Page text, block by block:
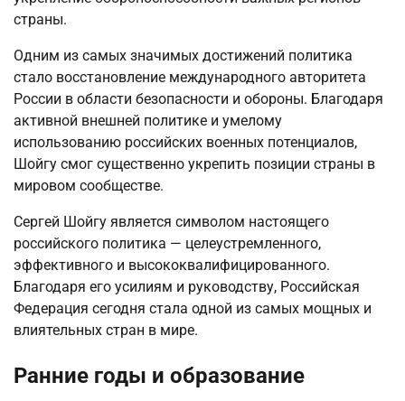
страны.
Одним из самых значимых достижений политика
стало восстановление международного авторитета
России в области безопасности и обороны. Благодаря
активной внешней политике и умелому
использованию российских военных потенциалов,
Шойгу смог существенно укрепить позиции страны в
мировом сообществе.
Сергей Шойгу является символом настоящего
российского политика — целеустремленного,
эффективного и высококвалифицированного.
Благодаря его усилиям и руководству, Российская
Федерация сегодня стала одной из самых мощных и
влиятельных стран в мире.
Ранние годы и образование